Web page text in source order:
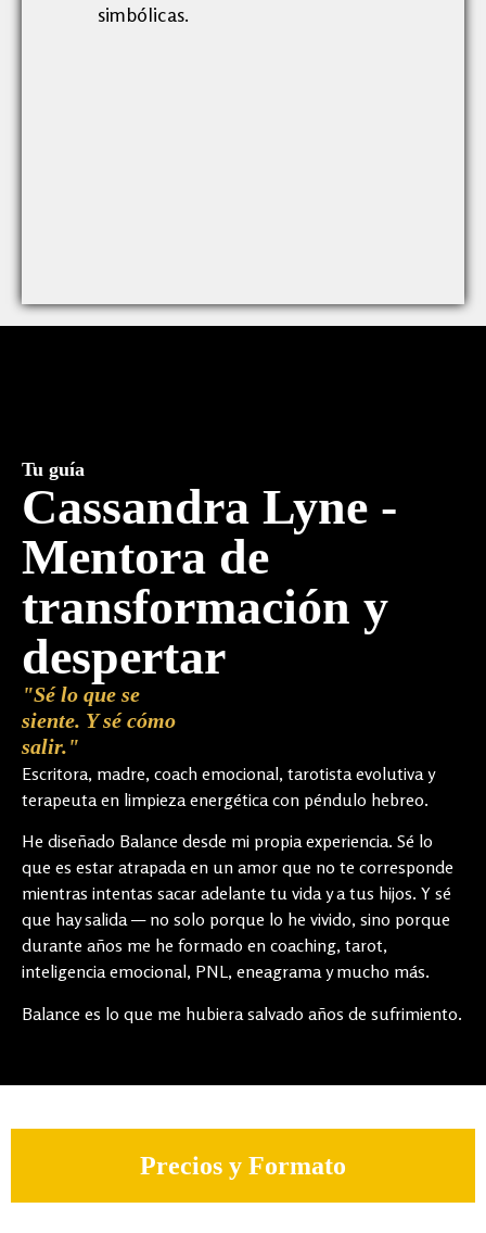
simbólicas.
Tu guía
Cassandra Lyne -
Mentora de
transformación y
despertar
"Sé lo que se
siente. Y sé cómo
salir."
Escritora, madre, coach emocional, tarotista evolutiva y
terapeuta en limpieza energética con péndulo hebreo.
He diseñado Balance desde mi propia experiencia. Sé lo
que es estar atrapada en un amor que no te corresponde
mientras intentas sacar adelante tu vida y a tus hijos. Y sé
que hay salida — no solo porque lo he vivido, sino porque
durante años me he formado en coaching, tarot,
inteligencia emocional, PNL, eneagrama y mucho más.
Balance es lo que me hubiera salvado años de sufrimiento.
Precios y Formato